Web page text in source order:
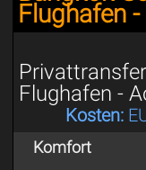
Flughafen
Flughafen -
Kosten:
Komfort